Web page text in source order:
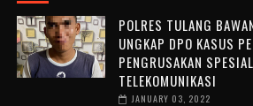
POLRES TULANG
UNGKAP DPO KASUS
PENGRUSAKAN
TELEKOMUNIKASI
JANUARY 03, 2022